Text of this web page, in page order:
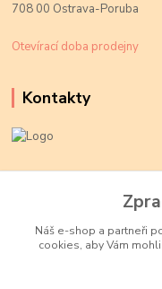
708 00 Ostrava-Poruba
Otevírací doba prodejny
Kontakty
+420
info@fajnekorale.cz
Náš e-shop a partneři
cookies, aby Vám